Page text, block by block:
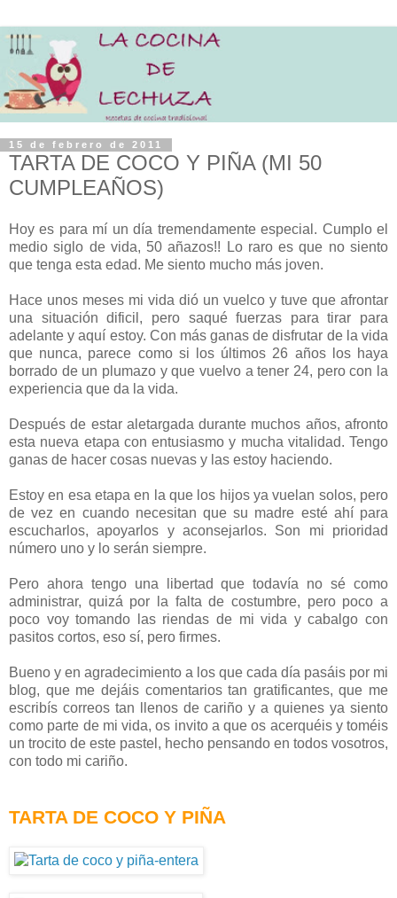
15 de febrero de 2011
TARTA DE COCO Y PIÑA (MI 50
CUMPLEAÑOS)
Hoy es para mí un día tremendamente especial. Cumplo el
medio siglo de vida, 50 añazos!! Lo raro es que no siento
que tenga esta edad. Me siento mucho más joven.
Hace unos meses mi vida dió un vuelco y tuve que afrontar
una situación dificil, pero saqué fuerzas para tirar para
adelante y aquí estoy. Con más ganas de disfrutar de la vida
que nunca, parece como si los últimos 26 años los haya
borrado de un plumazo y que vuelvo a tener 24, pero con la
experiencia que da la vida.
Después de estar aletargada durante muchos años, afronto
esta nueva etapa con entusiasmo y mucha vitalidad. Tengo
ganas de hacer cosas nuevas y las estoy haciendo.
Estoy en esa etapa en la que los hijos ya vuelan solos, pero
de vez en cuando necesitan que su madre esté ahí para
escucharlos, apoyarlos y aconsejarlos. Son mi prioridad
número uno y lo serán siempre.
Pero ahora tengo una libertad que todavía no sé como
administrar, quizá por la falta de costumbre, pero poco a
poco voy tomando las riendas de mi vida y cabalgo con
pasitos cortos, eso sí, pero firmes.
Bueno y en agradecimiento a los que cada día pasáis por mi
blog, que me dejáis comentarios tan gratificantes, que me
escribís correos tan llenos de cariño y a quienes ya siento
como parte de mi vida, os invito a que os acerquéis y toméis
un trocito de este pastel, hecho pensando en todos vosotros,
con todo mi cariño.
TARTA DE COCO Y PIÑA